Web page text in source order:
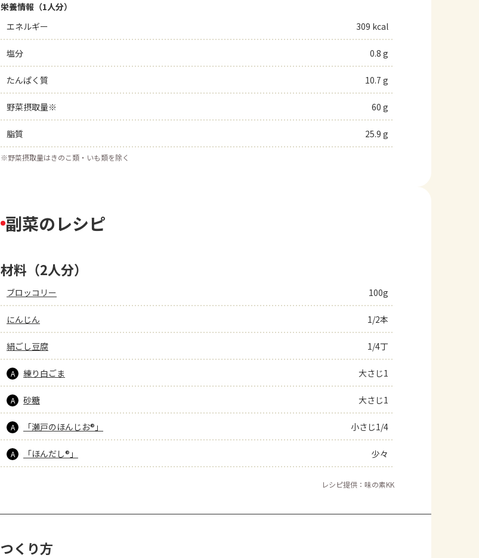
栄養情報（1人分）
エネルギー
309 kcal
塩分 0.8 g
たんぱく質 10.7 g
野菜摂取量※ 60 g
脂質 25.9 g
※野菜摂取量はきのこ類・いも類を除く
副菜のレシピ
材料（2人分）
ブロッコリー 100g
にんじん 1/2本
絹ごし豆腐 1/4丁
A 練り白ごま 大さじ1
A 砂糖 大さじ1
A 「瀬戸のほんじお®」 小さじ1/4
A 「ほんだし®」 少々
レシピ提供：味の素KK
つくり方